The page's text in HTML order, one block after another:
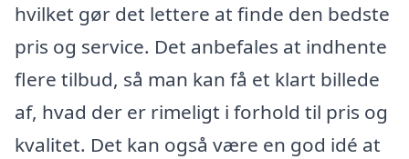
hvilket gør det lettere at finde den bedste
pris og service. Det anbefales at indhente
flere tilbud, så man kan få et klart billede
af, hvad der er rimeligt i forhold til pris og
kvalitet. Det kan også være en god idé at